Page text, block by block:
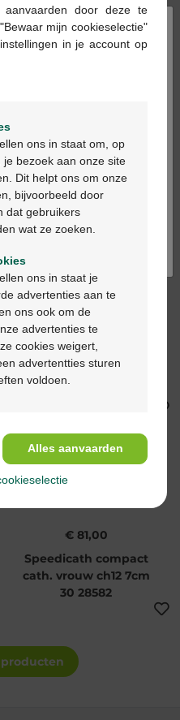
Coloplast Conveen
Optima
condoomkatheter
30mm 30st (22030)
€ 81,00
Speedicath standard
nelat.vrouw ch12 20cm
€ 81,00
Speedicath compact
cath. vrouw ch12 7cm
30 28582
×
nederlands
français
door deze te
mijn cookieselectie"
in je account op
ons in staat om, op
je bezoek aan onze site
Dit helpt ons om onze
bijvoorbeeld door
dat gebruikers
wat ze zoeken.
ons in staat je
advertenties aan te
ons ook om de
advertenties te
cookies weigert,
advertentties sturen
voldoen.
Alles aanvaarden